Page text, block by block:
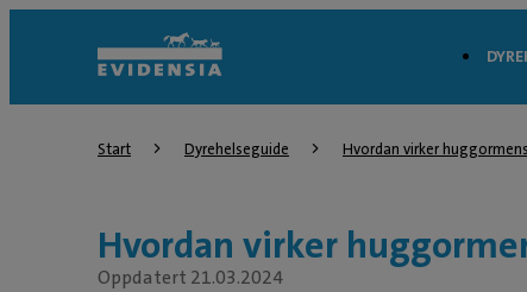
Start Dyrehelseguide Hvordan virker
Hvordan virker
Oppdatert 21.03.2024